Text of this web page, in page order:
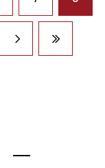
Page suivante
Dernière